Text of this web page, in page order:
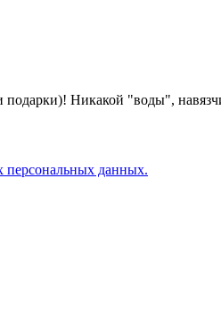
подарки)! Никакой "воды",
персональных данных.